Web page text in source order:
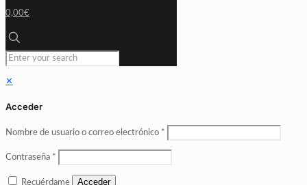
0,00€
✕
Acceder
Nombre de usuario o correo electrónico *
Contraseña *
Recuérdame Acceder